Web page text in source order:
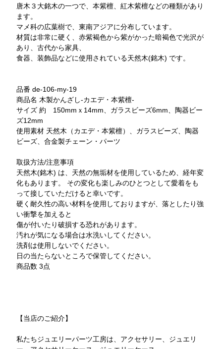
唐木３大銘木の一つで、本紫檀、紅木紫檀などの種類があり
ます。
マメ科の広葉樹で、東南アジアに分布しています。
材質は非常に硬く、赤紫褐色から紫がかった暗褐色で光沢が
あり、古代から家具、
食器、装飾品などに使用されている天然木(銘木) です。
品番 de-106-my-19
商品名 木製かんざし-カエデ・本紫檀-
サイズ 約 150mmｘ14mm、ガラスビーズ6mm、陶器ビー
ズ12mm
使用素材 天然木（カエデ・本紫檀）、ガラスビーズ、陶器
ビーズ、合金製チェーン・パーツ
取扱方法/注意事項
天然木(銘木) は、天然の無垢材を使用しているため、経年変
化もあります。 その変化も楽しみのひとつとして愛着をも
って接していただけると幸いです。
硬く耐久性の高い材料を使用しておりますが、落としたり強
い衝撃を加えると
傷が付いたり破損する恐れがあります。
汚れが気になる場合は水洗いしてください。
洗剤は使用しないでください。
日の当たらないところで保管してください。
商品数 3点
【当店のご紹介】
私たちジュエリーパーツ工房は、アクセサリー、ジュエリ